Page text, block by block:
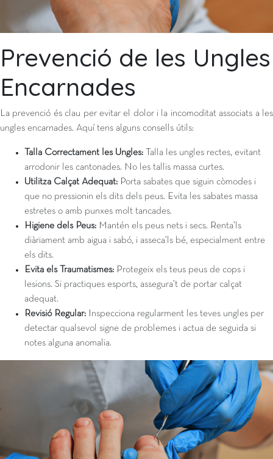
Prevenció de les Ungles
Encarnades
La prevenció és clau per evitar el dolor i la incomoditat associats a les
ungles encarnades. Aquí tens alguns consells útils:
Talla Correctament les Ungles: Talla les ungles rectes, evitant
arrodonir les cantonades. No les tallis massa curtes.
Utilitza Calçat Adequat: Porta sabates que siguin còmodes i
que no pressionin els dits dels peus. Evita les sabates massa
estretes o amb punxes molt tancades.
Higiene dels Peus: Mantén els peus nets i secs. Renta’ls
diàriament amb aigua i sabó, i asseca’ls bé, especialment entre
els dits.
Evita els Traumatismes: Protegeix els teus peus de cops i
lesions. Si practiques esports, assegura’t de portar calçat
adequat.
Revisió Regular:
Inspecciona regularment les teves ungles per
detectar qualsevol signe de problemes i actua de seguida si
notes alguna anomalia.